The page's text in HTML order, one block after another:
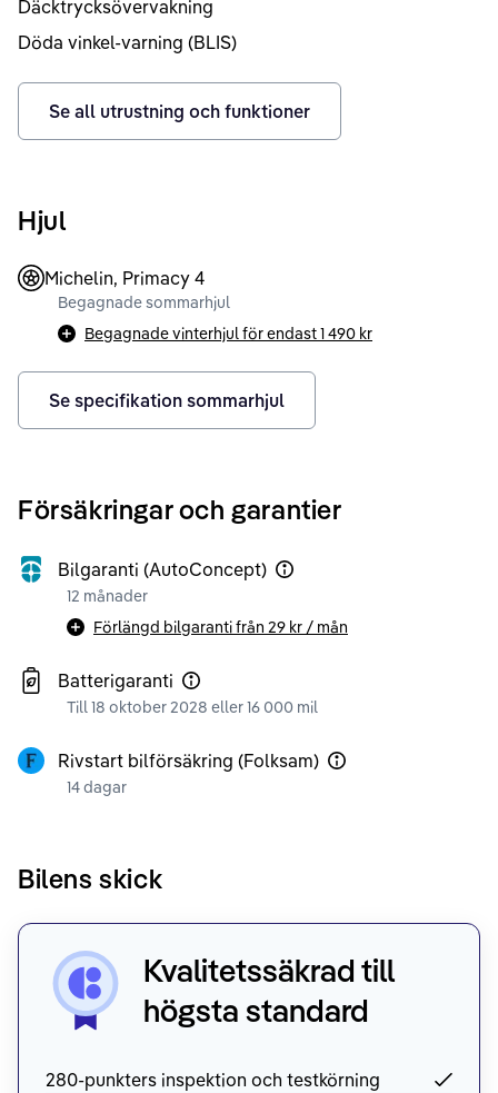
Däcktrycksövervakning
Döda vinkel-varning (BLIS)
Se all utrustning och funktioner
Hjul
Michelin, Primacy 4
Begagnade sommarhjul
Begagnade vinterhjul för endast1 490 kr
Se specifikation sommarhjul
Försäkringar och garantier
Bilgaranti (AutoConcept)
12 månader
Förlängd bilgaranti från 29 kr / mån
Batterigaranti
Till 18 oktober 2028 eller 16 000 mil
Rivstart bilförsäkring (Folksam)
14 dagar
Bilens skick
Kvalitetssäkrad till
högsta standard
280-punkters inspektion och testkörning